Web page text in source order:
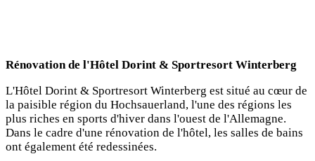
Rénovation de l'Hôtel Dorint & Sportresort Winterberg
L'Hôtel Dorint & Sportresort Winterberg est situé au cœur de
la paisible région du Hochsauerland, l'une des régions les
plus riches en sports d'hiver dans l'ouest de l'Allemagne.
Dans le cadre d'une rénovation de l'hôtel, les salles de bains
ont également été redessinées.